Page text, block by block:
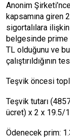
Anonim
kapsamına giren
sigortalılara
belgesinde prime
TL olduğunu ve
çalıştırıldığının
Teşvik öncesi
Teşvik tutarı
ücret) x 2 x 19.5/
Ödenecek prim: